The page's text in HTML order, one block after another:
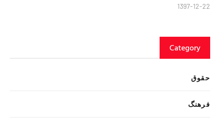
1397-12-22
Category
حقوق
فرهنگ